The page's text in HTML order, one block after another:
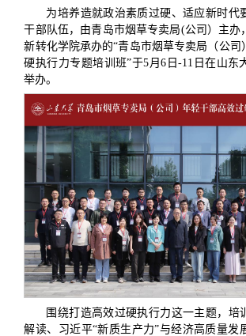
为培养造就政治素质过硬、适应新时代
干部队伍，由青岛市烟草专卖局(公司）主办
新转化学院承办的“青岛市烟草专卖局（公司
硬执行力专题培训班”于5月6日-11日在山东
举办。
围绕打造高效过硬执行力这一主题，培
解读、习近平“新质生产力”与经济高质量发